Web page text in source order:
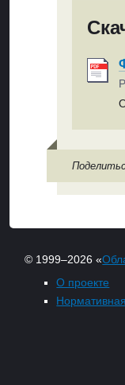
© 1999–2026 «
О проекте